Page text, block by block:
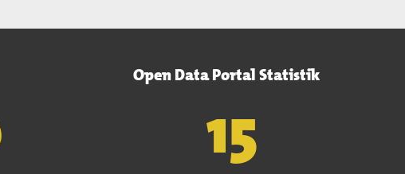
Open Data Portal Statistik
15